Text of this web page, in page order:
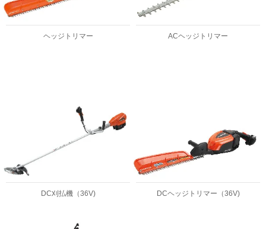
ヘッジトリマー ACヘッジトリマー
DC刈払機（36V) DCヘッジトリマー（36V)